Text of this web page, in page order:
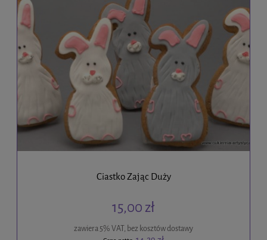
Ciastko Zając Duży
15,00 zł
zawiera 5% VAT, bez kosztów dostawy